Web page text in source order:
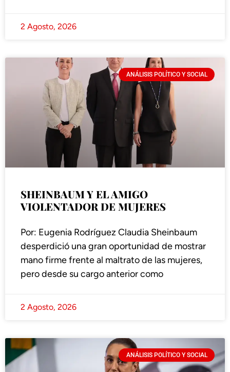
2 Agosto, 2026
ANÁLISIS POLÍTICO Y SOCIAL
SHEINBAUM Y EL AMIGO
VIOLENTADOR DE MUJERES
Por: Eugenia Rodríguez Claudia Sheinbaum
desperdició una gran oportunidad de mostrar
mano firme frente al maltrato de las mujeres,
pero desde su cargo anterior como
2 Agosto, 2026
ANÁLISIS POLÍTICO Y SOCIAL